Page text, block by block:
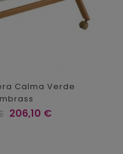
Calma Verde
Precio
206,10 €